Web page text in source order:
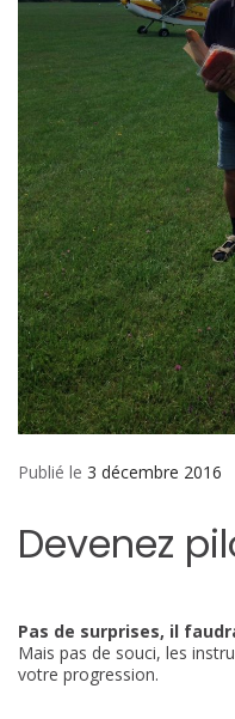
Publié le 3 décembre 2016
Devenez
Pas de surprises, il
Mais pas de souci, les
votre progression.